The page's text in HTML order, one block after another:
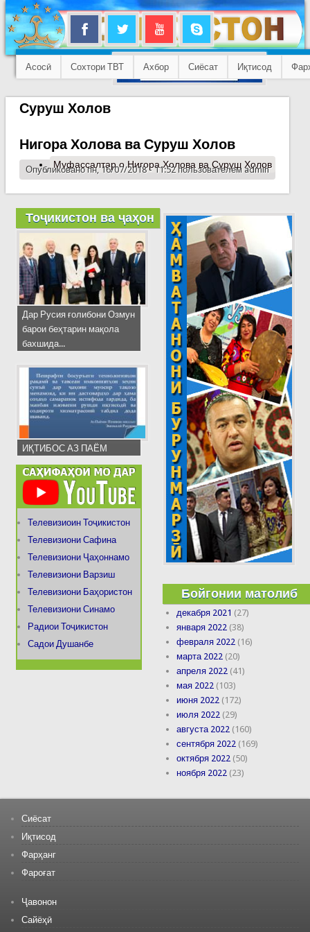
Асосӣ Сохтори ТВТ Ахбор Сиёсат Иқтисод
Суруш Холов
Нигора Холова ва Суруш Холов
Опубликовано пн, 16/07/2018 - 11:52 пользователем admin
Муфассалтаро Нигора Холова ва Суруш Холов
Тоҷикистон ва ҷаҳон
Дар Русия ғолибони Озмун
барои беҳтарин мақола
бахшида...
ИҚТИБОС АЗ ПАЁМ
Телевизиоин Тоҷикистон
Телевизиони Сафина
Телевизиони Ҷаҳоннамо
Телевизиони Варзиш
Телевизиони Баҳористон
Телевизиони Синамо
Радиои Тоҷикистон
Садои Душанбе
Бойгонии матолиб
декабря 2021 (27)
января 2022 (38)
февраля 2022 (16)
марта 2022 (20)
апреля 2022 (41)
мая 2022 (103)
июня 2022 (172)
июля 2022 (29)
августа 2022 (160)
сентября 2022 (169)
октября 2022 (50)
ноября 2022 (23)
Сиёсат
Иқтисод
Фарҳанг
Фароғат
Ҷавонон
Сайёҳӣ